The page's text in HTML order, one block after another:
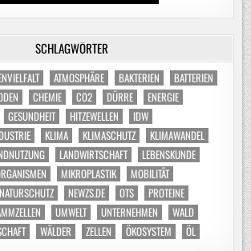
SCHLAGWÖRTER
ATMOSPHÄRE BAKTERIEN
BATTERIEN
CHEMIE CO2 DÜRRE
ENERGIE
GESUNDHEIT HITZEWELLEN
IDW
KLIMA KLIMASCHUTZ
KLIMAWANDEL
LANDWIRTSCHAFT
LEBENSKUNDE
MIKROPLASTIK
MOBILITÄT
NATURSCHUTZ NEWZS.DE OTS
PROTEINE
UMWELT UNTERNEHMEN
WALD
WÄLDER ZELLEN ÖKOSYSTEM ÖL